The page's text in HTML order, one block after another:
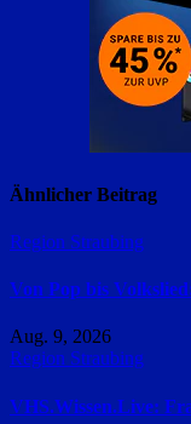
Ähnlicher Beitrag
Region Straubing
Von Pop bis
Aug. 9, 2026
Region Straubing
VHS.Wissen.Live: